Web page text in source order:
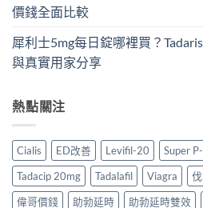
價錢全面比較
犀利士5mg每日錠哪裡買？
與真實用家分享
熱點關注
Cialis ED改善 Levifil-20 Super
Tadacip 20mg
Tadalafil Viagra
偉哥價錢
助勃延時 助勃延時雙效